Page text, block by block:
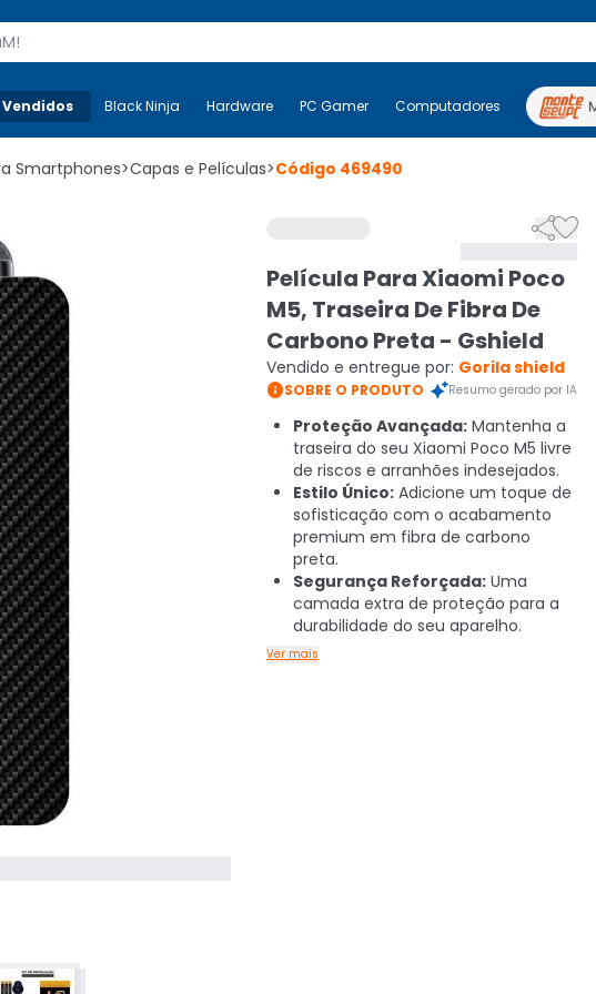
Mais-v- Black Ninja Hardware PC Gamer Computadores
Black Ninja Hardware PC Gamer Computadores Periféricos
Smartphones>Capas e Películas>Código 469490

Película Para Xiaomi Poco
M5, Traseira De Fibra De
Carbono Preta - Gshield
Vendido e entregue por: Gorila shield
SOBRE O PRODUTO Resumo gerado por IA
Proteção Avançada: Mantenha a
traseira do seu Xiaomi Poco M5 livre
de riscos e arranhões indesejados.
Estilo Único: Adicione um toque de
sofisticação com o acabamento
premium em fibra de carbono
preta.
Segurança Reforçada: Uma
camada extra de proteção para a
durabilidade do seu aparelho.
Ver mais